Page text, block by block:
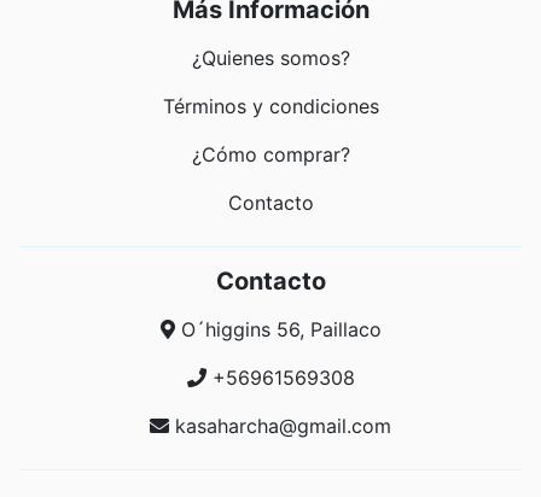
Más Información
¿Quienes somos?
Términos y condiciones
¿Cómo comprar?
Contacto
Contacto
O´higgins 56, Paillaco
+56961569308
kasaharcha@gmail.com